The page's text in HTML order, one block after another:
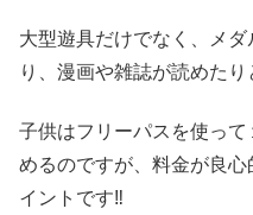
大型遊具だけでなく、メ
り、漫画や雑誌が読めた
子供はフリーパスを使っ
めるのですが、料金が良
イントです‼